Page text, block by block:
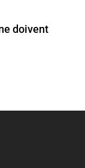
doivent